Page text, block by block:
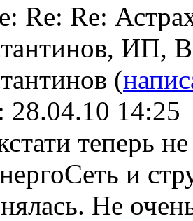
Re: Re:
ИП,
(
28.04.10
теперь
и
Не